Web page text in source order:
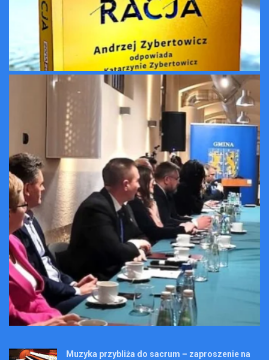
Muzyka przybliża do sacrum – zaproszenie na